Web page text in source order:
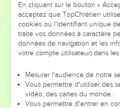
ne se contentant pas de cela, il
frères, mais empêche ceux qui
de l'Église.
Bien-aimé, imite non le mal,
Dieu.
Tous et la vérité elle-même
Démétrius ; nous aussi, nous le
En cliquant sur le bouton «
acceptez que TopChrétien
cookies ou l'identifiant unique
traite vos données à caractère
données de navigation et les
votre compte utilisateur) dans
Mesurer l'audience de notre
Vous permettre d'utiliser des
vidéo, des cartes du monde…
Vous permettre d'entrer en